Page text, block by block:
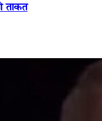
ताकत